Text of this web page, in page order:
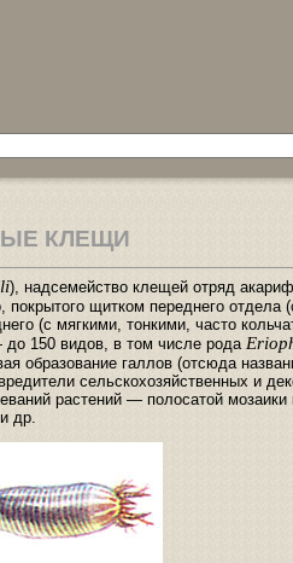
КЛЕЩИ
), надсемейство клещей отряд
покрытого щитком переднего отдела
(с мягкими, тонкими, часто
150 видов, в том числе рода
образование галлов (отсюда
сельскохозяйственных и
растений — полосатой мозаики
др.